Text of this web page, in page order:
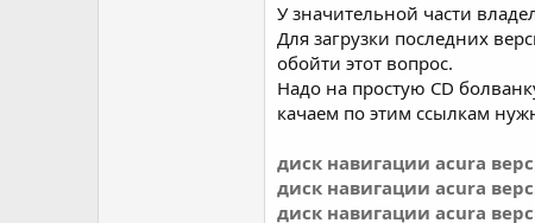
У значительной части
Для загрузки последних
обойти этот вопрос.
Надо на простую CD
качаем по этим ссылкам
диск навигации acura
диск навигации acura
диск навигации acura